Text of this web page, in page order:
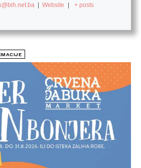
| Website | + posts